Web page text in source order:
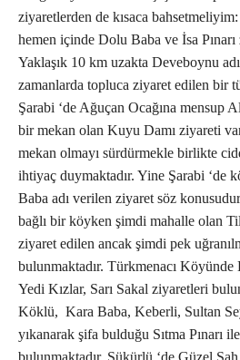
ziyaretlerden de kısaca
hemen içinde Dolu Baba ve İsa
Yaklaşık 10 km uzakta Deveboynu
zamanlarda topluca ziyaret edilen bir
Şarabi ‘de Ağuçan Ocağına mensup
bir mekan olan Kuyu Damı ziyareti
mekan olmayı sürdürmekle birlikte
ihtiyaç duymaktadır. Yine Şarabi ‘de
Baba adı verilen ziyaret söz
bağlı bir köyken şimdi mahalle olan
ziyaret edilen ancak şimdi pek
bulunmaktadır. Türkmenacı
Yedi Kızlar, Sarı Sakal ziyaretleri
Köklü, Kara Baba, Keberli, Sultan
yıkanarak şifa bulduğu Sıtma Pınarı
bulunmaktadır. Şükürlü ‘de Güzel